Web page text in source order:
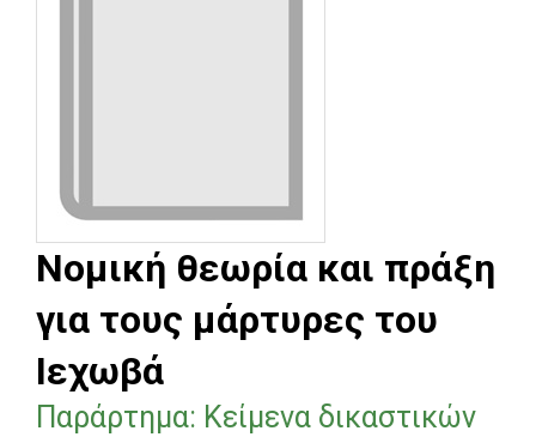
Νομική θεωρία και πράξη
για τους μάρτυρες του
Ιεχωβά
Παράρτημα: Κείμενα δικαστικών